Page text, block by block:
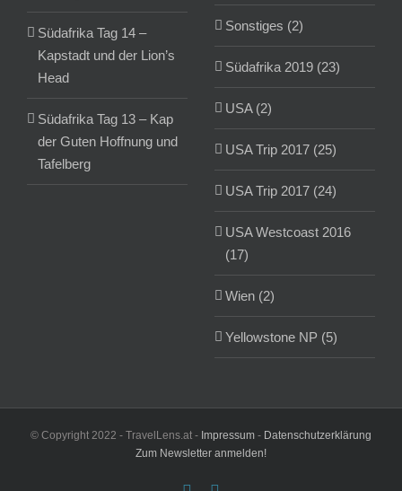
Südafrika Tag 14 –
Kapstadt und der Lion’s
Head
Südafrika Tag 13 – Kap
der Guten Hoffnung und
Tafelberg
Sonstiges (2)
Südafrika 2019 (23)
USA (2)
USA Trip 2017 (25)
USA Trip 2017 (24)
USA Westcoast 2016
(17)
Wien (2)
Yellowstone NP (5)
© Copyright 2022 - TravelLens.at - Impressum - Datenschutzerklärung
Zum Newsletter anmelden!